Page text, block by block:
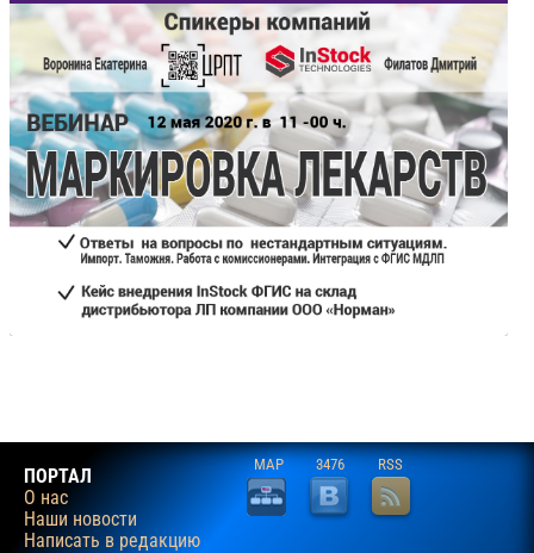
ПОРТАЛ
О нас
Наши новости
Написать в редакцию
MAP 3476 RSS